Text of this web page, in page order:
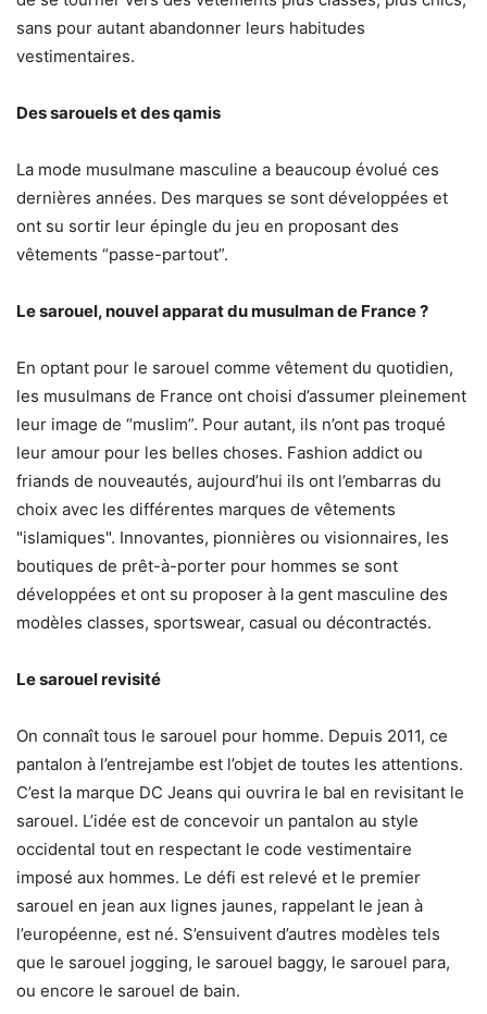
sans pour autant abandonner leurs habitudes
vestimentaires.
Des sarouels et des qamis
La mode musulmane masculine a beaucoup évolué ces
dernières années. Des marques se sont développées et
ont su sortir leur épingle du jeu en proposant des
vêtements “passe-partout”.
Le sarouel, nouvel apparat du musulman de France ?
En optant pour le sarouel comme vêtement du quotidien,
les musulmans de France ont choisi d’assumer pleinement
leur image de “muslim”. Pour autant, ils n’ont pas troqué
leur amour pour les belles choses. Fashion addict ou
friands de nouveautés, aujourd’hui ils ont l’embarras du
choix avec les différentes marques de vêtements
"islamiques". Innovantes, pionnières ou visionnaires, les
boutiques de prêt-à-porter pour hommes se sont
développées et ont su proposer à la gent masculine des
modèles classes, sportswear, casual ou décontractés.
Le sarouel revisité
On connaît tous le sarouel pour homme. Depuis 2011, ce
pantalon à l’entrejambe est l’objet de toutes les attentions.
C’est la marque DC Jeans qui ouvrira le bal en revisitant le
sarouel. L’idée est de concevoir un pantalon au style
occidental tout en respectant le code vestimentaire
imposé aux hommes. Le défi est relevé et le premier
sarouel en jean aux lignes jaunes, rappelant le jean à
l’européenne, est né. S’ensuivent d’autres modèles tels
que le sarouel jogging, le sarouel baggy, le sarouel para,
ou encore le sarouel de bain.